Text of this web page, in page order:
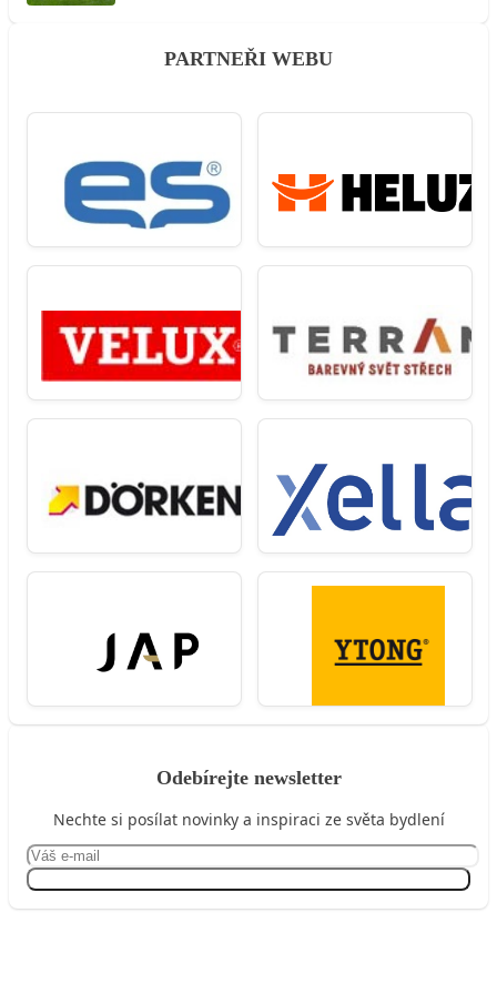
PARTNEŘI WEBU
Odebírejte newsletter
Nechte si posílat novinky a inspiraci ze světa bydlení